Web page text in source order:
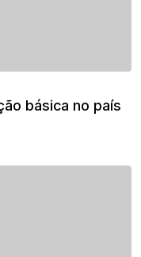
básica no país